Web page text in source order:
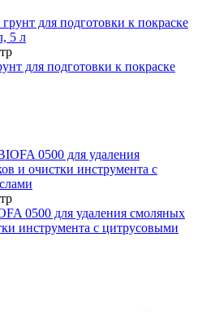
для подготовки к покраске
0500 для удаления смоляных
инструмента с цитрусовыми